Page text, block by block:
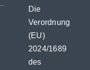
Die
Verordnung
(EU)
2024/1689
des